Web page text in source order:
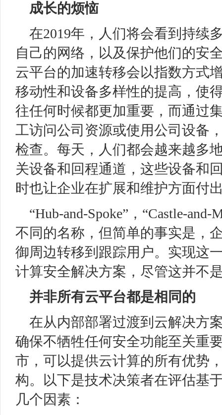
成长的烦恼
在2019年，人们将会看到持续
自己的网络，以及保护他们的安
云平台的加速转移会以指数方式
移动性和设备多样性的提高，使
往任何时候都更加重要，而通过
工访问公司资源或使用公司设备
检查。每天，人们都会越来越多
关设备和回程通道，这些设备和
时也让企业在扩展和维护方面付
“Hub-and-Spoke”，“Castle-
不同的名称，但简单的事实是，
御周边转移到跟踪用户。实现这
计算安全解决方案，尽管这并不
并非所有云平台都是相同的
在从内部部署过渡到云解决方
确保不牺牲任何安全功能至关重
市，可以提供云计算的所有优势
构。以下是技术决策者在评估基
几个因素：